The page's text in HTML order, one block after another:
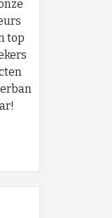
top